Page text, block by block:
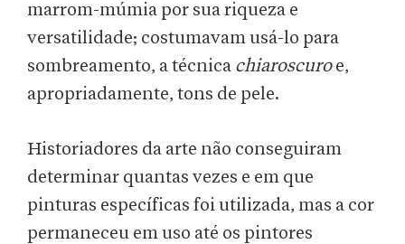
marrom-múmia por sua riqueza e
versatilidade; costumavam usá-lo para
sombreamento, a técnica chiaroscuroe,
apropriadamente, tons de pele.
Historiadores da arte não conseguiram
determinar quantas vezes e em que
pinturas específicas foi utilizada, mas a cor
permaneceu em uso até os pintores